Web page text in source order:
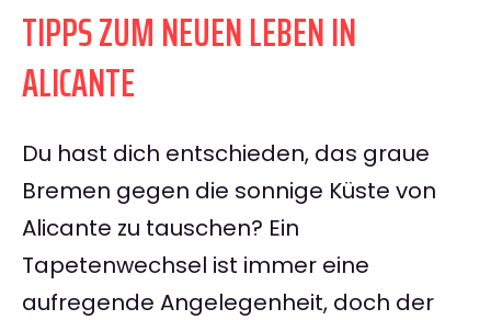
TIPPS ZUM NEUEN LEBEN IN
ALICANTE
Du hast dich entschieden, das graue
Bremen gegen die sonnige Küste von
Alicante zu tauschen? Ein
Tapetenwechsel ist immer eine
aufregende Angelegenheit, doch der